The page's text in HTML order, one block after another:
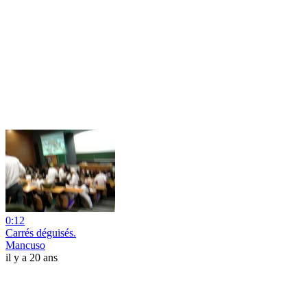
0:12
Carrés déguisés.
Mancuso
il y a 20 ans